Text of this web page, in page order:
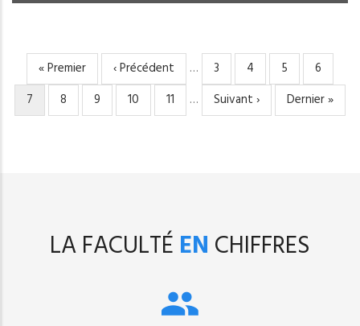
PAGINATION
Première
page
« Premier
Page
précédente
‹ Précédent … Page
3 Page
4 Page
5 Page
6
Page
courante
7 Page
8 Page
9 Page
10 Page
11 …
Page
suivante
Suivant ›
Dernière
page
Dernier »
LA FACULTÉ EN CHIFFRES